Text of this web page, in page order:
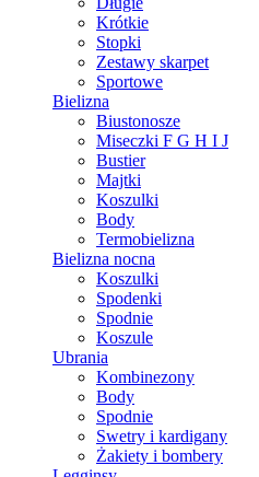
Krótkie
Stopki
Zestawy skarpet
Sportowe
Bielizna
Biustonosze
Miseczki F G H I J
Bustier
Majtki
Koszulki
Body
Termobielizna
Bielizna nocna
Koszulki
Spodenki
Spodnie
Koszule
Ubrania
Kombinezony
Body
Spodnie
Swetry i kardigany
Żakiety i bombery